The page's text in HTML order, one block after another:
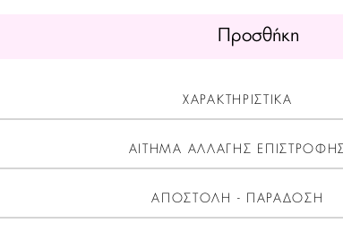
Προσθήκη
ΧΑΡΑΚΤΗΡΙΣΤΙΚΑ
ΑΙΤΗΜΑ ΑΛΛΑΓΗΣ ΕΠΙΣΤΡΟΦΗΣ
ΑΠΟΣΤΟΛΗ - ΠΑΡΑΔΟΣΗ